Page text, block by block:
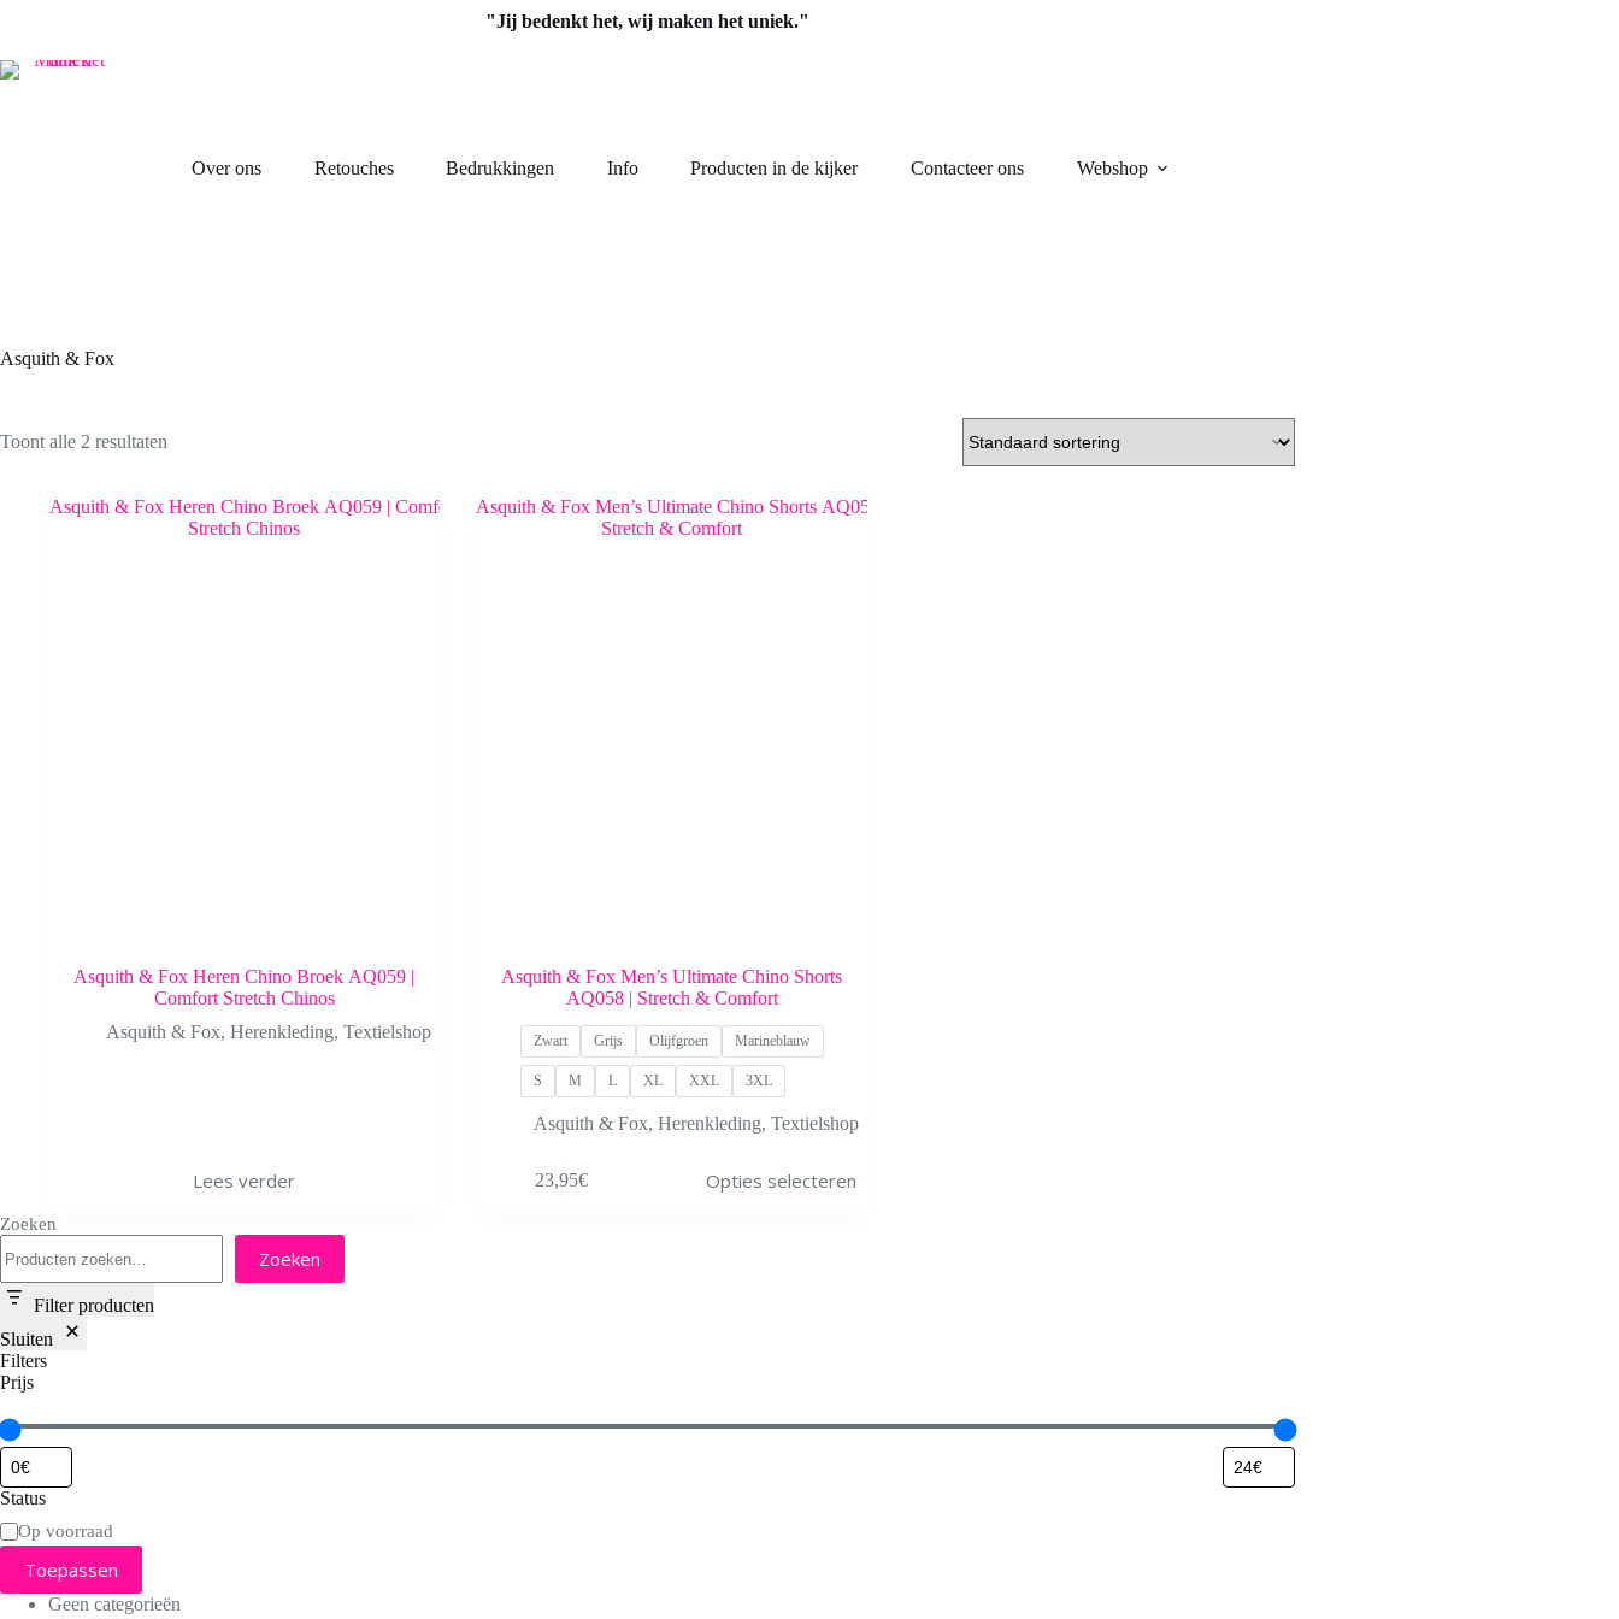
inhoud
"Jij bedenkt het, wij maken het uniek."
Over ons Retouches Bedrukkingen Info Producten in de kijker Contacteer ons Webshop
Asquith & Fox
Toont alle 2 resultaten
Asquith & Fox Heren Chino Broek AQ059 |
Comfort Stretch Chinos
Asquith & Fox, Herenkleding, Textielshop
Lees verder
Asquith & Fox Men’s Ultimate Chino Shorts
AQ058 | Stretch & Comfort
Zwart Grijs Olijfgroen Marineblauw
S M L XL XXL 3XL
Asquith & Fox, Herenkleding, Textielshop
23,95€ Opties selecteren
productpagina
Zoeken
Zoeken
Filter producten
Sluiten
Filters
Prijs
Status
StatusOp voorraad
Toepassen
Geen categorieën